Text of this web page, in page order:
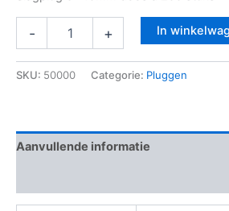
- + In
SKU: 50000 Categorie: Pluggen
Aanvullende informatie